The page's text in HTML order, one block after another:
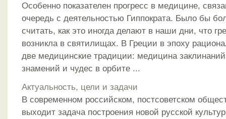
Особенно показателен прогресс в медицине,
очередь с деятельностью Гиппократа. Было бы
считать, как это иногда делают в наши дни, что
возникла в святилищах. В Греции в эпоху
две медицинские традиции: медицина
знамений и чудес в орбите ...
Актуальность, цели и задачи
В современном российском, постсоветском
выходит задача построения новой русской